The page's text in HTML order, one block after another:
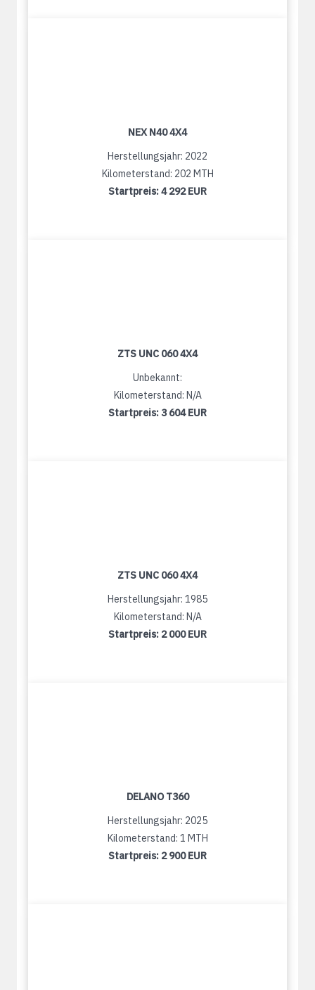
NEX N40 4X4
Herstellungsjahr: 2022
Kilometerstand: 202 MTH
Startpreis:4 292 EUR
ZTS UNC 060 4X4
Unbekannt:
Kilometerstand: N/A
Startpreis: 3 604 EUR
ZTS UNC 060 4X4
Herstellungsjahr: 1985
Kilometerstand: N/A
Startpreis: 2 000 EUR
DELANO T360
Herstellungsjahr: 2025
Kilometerstand: 1 MTH
Startpreis: 2 900 EUR